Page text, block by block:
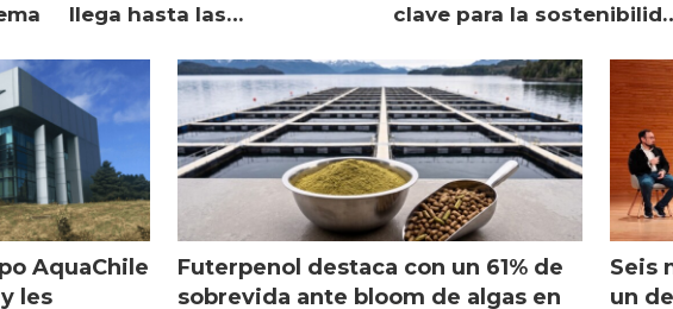
llega hasta las
Escocia
clave para la
AquaChile
les
Futerpenol destaca con un 61% de
sobrevida ante bloom de algas en
Seis
un